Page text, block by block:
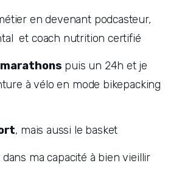
en devenant podcasteur,
et coach nutrition certifié
marathons puis un 24h et je
à vélo en mode bikepacking
, mais aussi le basket
ma capacité à bien vieillir